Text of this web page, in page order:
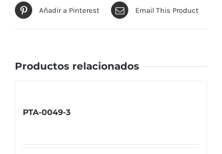
Añadir a Pinterest Email This Product
Productos relacionados
PTA-0049-3